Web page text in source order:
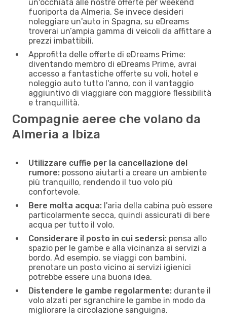
un'occhiata alle nostre offerte per weekend
fuoriporta da Almeria. Se invece desideri
noleggiare un'auto in Spagna, su eDreams
troverai un’ampia gamma di veicoli da affittare a
prezzi imbattibili.
Approfitta delle offerte di eDreams Prime:
diventando membro di eDreams Prime, avrai
accesso a fantastiche offerte su voli, hotel e
noleggio auto tutto l'anno, con il vantaggio
aggiuntivo di viaggiare con maggiore flessibilità
e tranquillità.
Compagnie aeree che volano da
Almeria a Ibiza
Utilizzare cuffie per la cancellazione del
rumore: possono aiutarti a creare un ambiente
più tranquillo, rendendo il tuo volo più
confortevole.
Bere molta acqua: l'aria della cabina può essere
particolarmente secca, quindi assicurati di bere
acqua per tutto il volo.
Considerare il posto in cui sedersi: pensa allo
spazio per le gambe e alla vicinanza ai servizi a
bordo. Ad esempio, se viaggi con bambini,
prenotare un posto vicino ai servizi igienici
potrebbe essere una buona idea.
Distendere le gambe regolarmente: durante il
volo alzati per sgranchire le gambe in modo da
migliorare la circolazione sanguigna.